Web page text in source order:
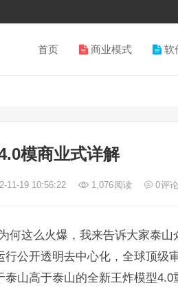
首页 商业模式 软
模商业式详解
11-19 10:56:22 1,076阅读 0评论
何这么火爆，我来告诉大家泰山
公开透明去中心化，全球顶级
山高于泰山的全新王炸模型4.0